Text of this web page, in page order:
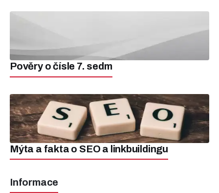
Pověry o čísle 7. sedm
Mýta a fakta o SEO a linkbuildingu
Informace